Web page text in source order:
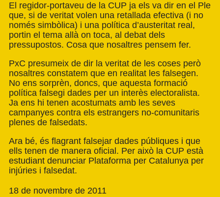
El regidor-portaveu de la CUP ja els va dir en el Ple
que, si de veritat volen una retallada efectiva (i no
només simbòlica) i una política d’austeritat real,
portin el tema allà on toca, al debat dels
pressupostos. Cosa que nosaltres pensem fer.
PxC presumeix de dir la veritat de les coses però
nosaltres constatem que en realitat les falsegen.
No ens sorprèn, doncs, que aquesta formació
política falsegi dades per un interès electoralista.
Ja ens hi tenen acostumats amb les seves
campanyes contra els estrangers no-comunitaris
plenes de falsedats.
Ara bé, és flagrant falsejar dades públiques i que
ells tenen de manera oficial. Per això la CUP està
estudiant denunciar Plataforma per Catalunya per
injúries i falsedat.
18 de novembre de 2011